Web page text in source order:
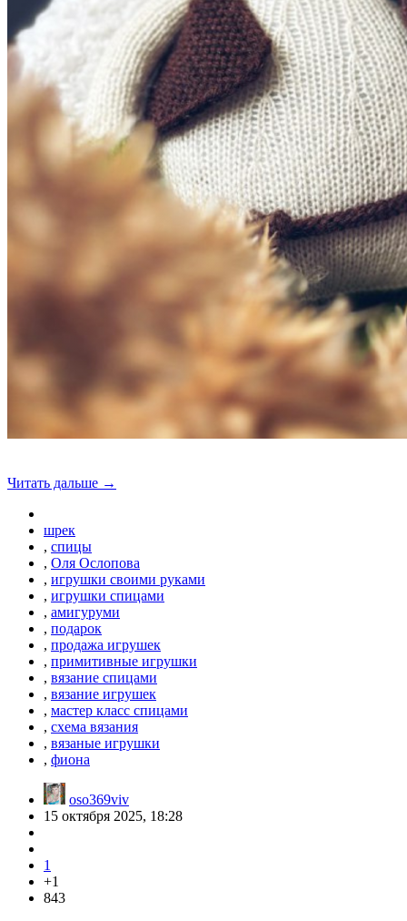
Читать дальше →
шрек
, спицы
, Оля Ослопова
, игрушки своими руками
, игрушки спицами
, амигуруми
, подарок
, продажа игрушек
, примитивные игрушки
, вязание спицами
, вязание игрушек
, мастер класс спицами
, схема вязания
, вязаные игрушки
, фиона
oso369viv
15 октября 2025, 18:28
1
+1
843